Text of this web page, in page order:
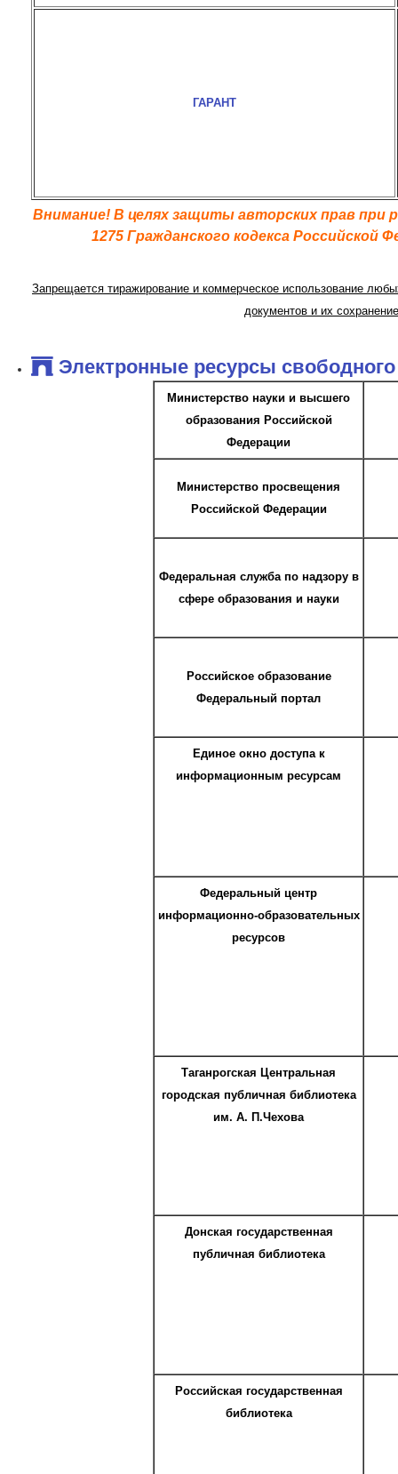
ГАРАНТ
Внимание! В целях защиты авторских прав при
1275 Гражданского кодекса Российской
Запрещается тиражирование и коммерческое использование
документов и их
Электронные ресурсы
Министерство науки и высшего
образования Российской
Федерации
Министерство просвещения
Российской Федерации
Федеральная служба по надзору в
сфере образования и науки
Российское образование
Федеральный портал
Единое окно доступа к
информационным ресурсам
Федеральный центр
информационно-образовательных
ресурсов
Таганрогская Центральная
городская публичная библиотека
им. А. П.Чехова
Донская государственная
публичная библиотека
Российская государственная
библиотека